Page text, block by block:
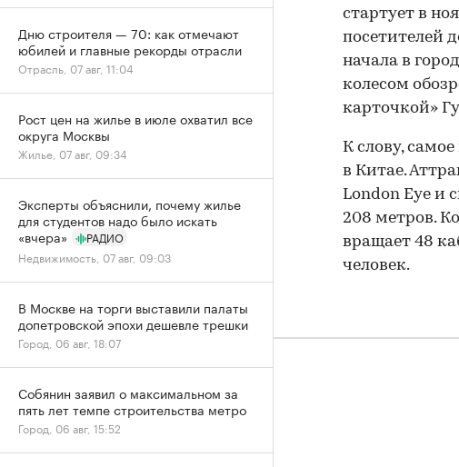
стартует в
посетителей
начала в
колесом
карточкой»
К слову,
в Китае.
London Eye и
208 метров.
вращает 48
человек.
Дню строителя — 70: как отмечают
юбилей и главные рекорды отрасли
Отрасль, 07 авг, 11:04
Рост цен на жилье в июле охватил все
округа Москвы
Жилье, 07 авг, 09:34
Эксперты объяснили, почему жилье
для студентов надо было искать
«вчера»
РАДИО
Недвижимость, 07 авг, 09:03
В Москве на торги выставили палаты
допетровской эпохи дешевле трешки
Город, 06 авг, 18:07
Собянин заявил о максимальном за
пять лет темпе строительства метро
Город, 06 авг, 15:52